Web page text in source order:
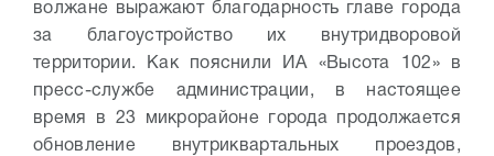
волжане выражают благодарность главе города
за благоустройство их внутридворовой
территории. Как пояснили ИА «Высота 102» в
пресс-службе администрации, в настоящее
время в 23 микрорайоне города продолжается
обновление внутриквартальных проездов,